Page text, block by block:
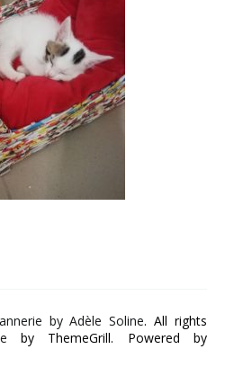
by Adèle Soline. All rights
by ThemeGrill. Powered by